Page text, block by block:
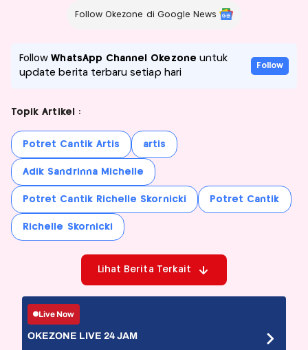
Follow Okezone di Google News
FollowWhatsApp Channel Okezone untuk
update berita terbaru setiap hari
Follow
Topik Artikel :
Potret Cantik Artis artis
Adik Sandrinna Michelle
Potret Cantik Richelle Skornicki Potret Cantik
Richelle Skornicki
Lihat Berita Terkait
Live Now
OKEZONE LIVE 24 JAM